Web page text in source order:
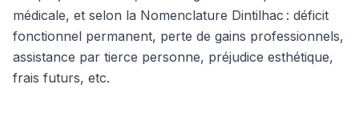
médicale, et selon la Nomenclature Dintilhac : déficit
fonctionnel permanent, perte de gains professionnels,
assistance par tierce personne, préjudice esthétique,
frais futurs, etc.